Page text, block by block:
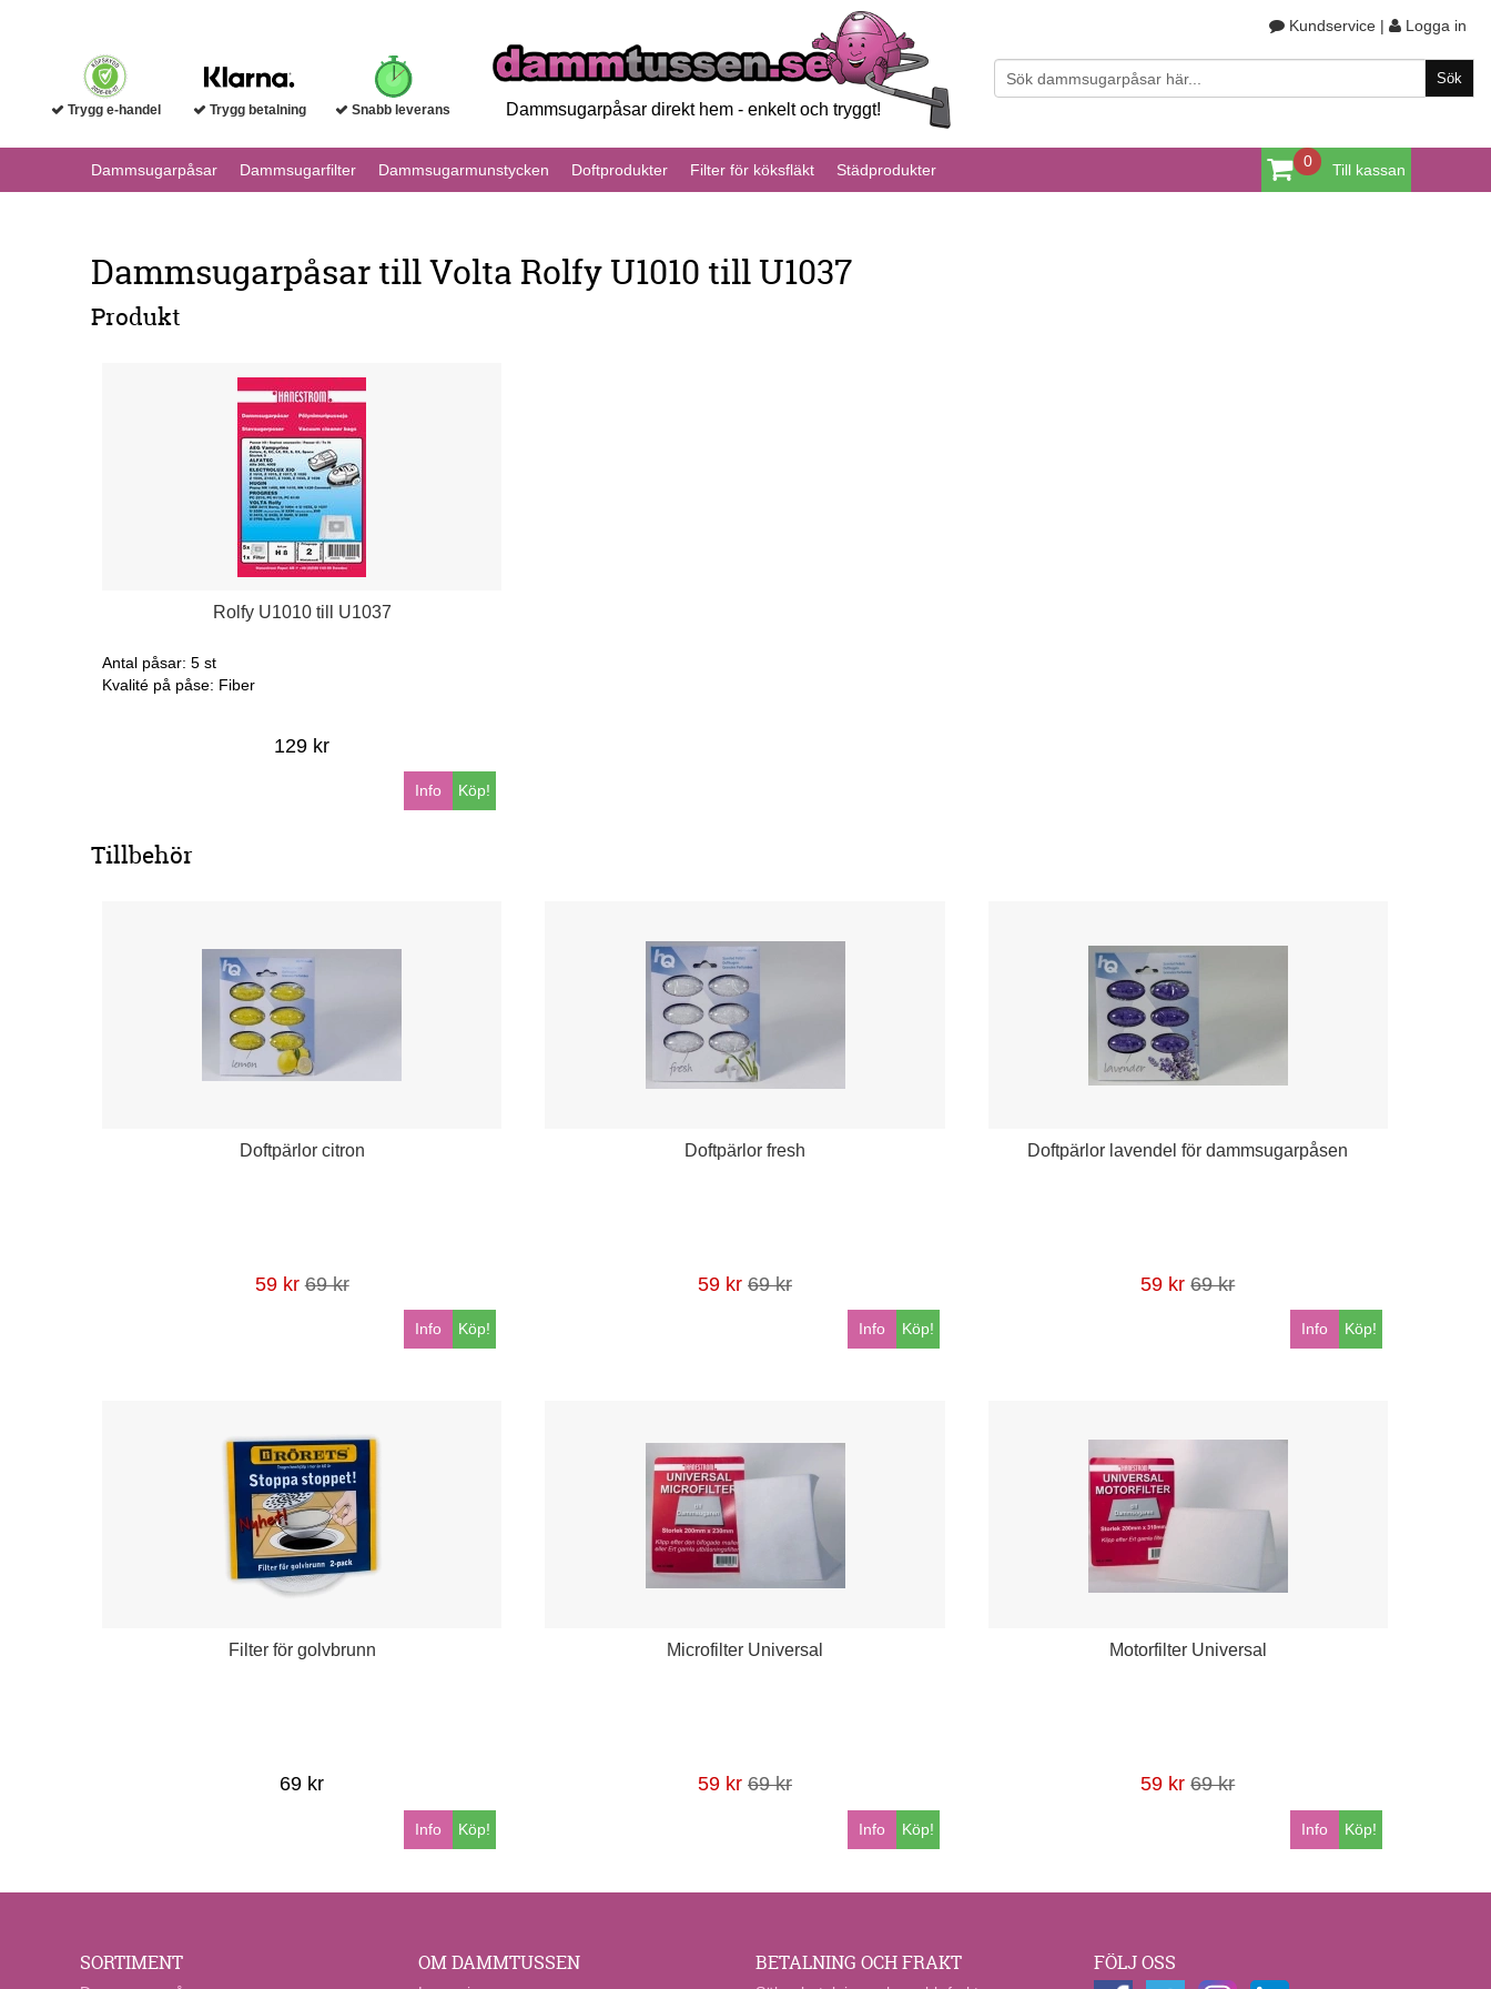
Dammsugarpåsar direkt hem - enkelt och tryggt!
Trygg e-handel Trygg betalning Snabb leverans
Kundservice | Logga in
0 Till kassan
Dammsugarpåsar Dammsugarfilter Dammsugarmunstycken Doftprodukter Filter för köksfläkt Städprodukter
Dammsugarpåsar till Volta Rolfy U1010 till U1037
Produkt
Rolfy U1010 till U1037
Antal påsar: 5 st
Kvalité på påse: Fiber
129 kr
Köp!
Info
Tillbehör
Doftpärlor citron
59 kr 69 kr
Köp!
Info
Doftpärlor fresh
59 kr 69 kr
Köp!
Info
Doftpärlor lavendel för dammsugarpåsen
59 kr 69 kr
Köp!
Info
Filter för golvbrunn
69 kr
Köp!
Info
Microfilter Universal
59 kr 69 kr
Köp!
Info
Motorfilter Universal
59 kr 69 kr
Köp!
Info
SORTIMENT OM DAMMTUSSEN BETALNING OCH FRAKT FÖLJ OSS